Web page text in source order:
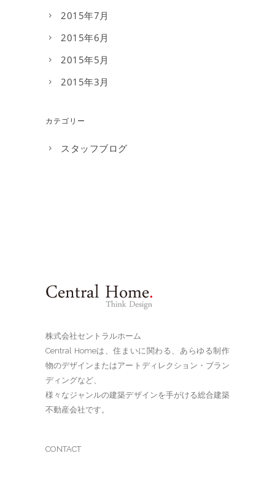
2015年7月
2015年6月
2015年5月
2015年3月
カテゴリー
スタッフブログ
株式会社セントラルホーム
Central Homeは、住まいに関わる、あらゆる制作
物のデザインまたはアートディレクション・ブラン
ディングなど、
様々なジャンルの建築デザインを手がける総合建築
不動産会社です。
CONTACT